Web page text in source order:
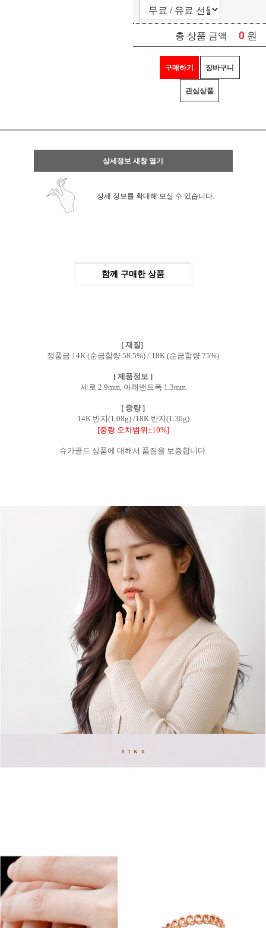
총 상품 금액 0 원
구매하기 장바구니
관심상품
상세정보 새창 열기
상세 정보를 확대해 보실 수 있습니다.
함께 구매한 상품
[ 재질]
정품금 14K (순금함량 58.5%) / 18K (순금함량 75%)
[ 제품정보 ]
세로 2.9mm, 아래밴드폭 1.3mm
[ 중량 ]
14K 반지(1.08g) /18K 반지(1.30g)
[중량 오차범위±10%]
슈가골드 상품에 대해서 품질을 보증합니다.